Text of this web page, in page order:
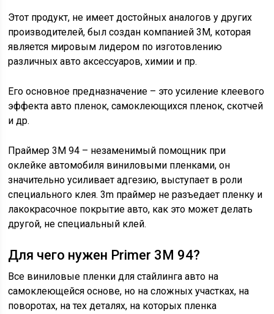
Этот продукт, не имеет достойных аналогов у других
производителей, был создан компанией 3М, которая
является мировым лидером по изготовлению
различных авто аксессуаров, химии и пр.
Его основное предназначение – это усиление клеевого
эффекта авто пленок, самоклеющихся пленок, скотчей
и др.
Праймер 3M 94 – незаменимый помощник при
оклейке автомобиля виниловыми пленками, он
значительно усиливает адгезию, выступает в роли
специального клея. 3m праймер не разъедает пленку и
лакокрасочное покрытие авто, как это может делать
другой, не специальный клей.
Для чего нужен Primer 3M 94?
Все виниловые пленки для стайлинга авто на
самоклеющейся основе, но на сложных участках, на
поворотах, на тех деталях, на которых пленка